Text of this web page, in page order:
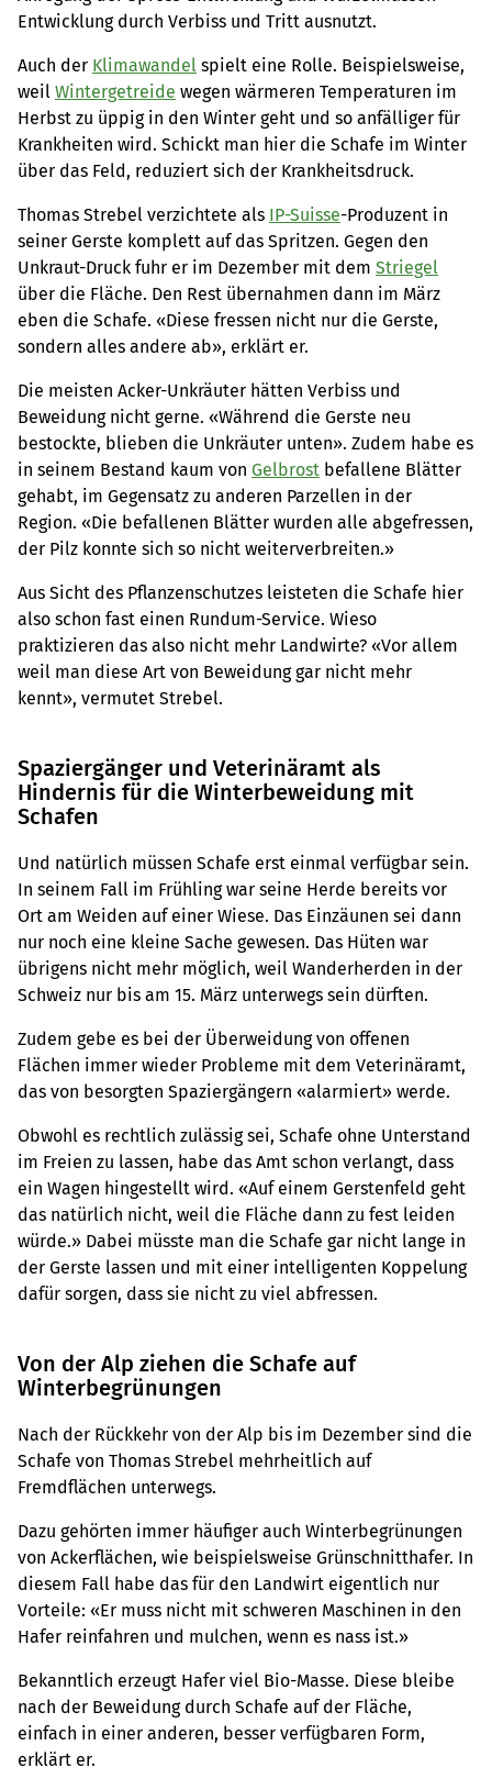
Entwicklung durch Verbiss und Tritt ausnutzt.
Auch der Klimawandel spielt eine Rolle. Beispielsweise,
weil Wintergetreide wegen wärmeren Temperaturen im
Herbst zu üppig in den Winter geht und so anfälliger für
Krankheiten wird. Schickt man hier die Schafe im Winter
über das Feld, reduziert sich der Krankheitsdruck.
Thomas Strebel verzichtete als IP-Suisse-Produzent in
seiner Gerste komplett auf das Spritzen. Gegen den
Unkraut-Druck fuhr er im Dezember mit dem Striegel
über die Fläche. Den Rest übernahmen dann im März
eben die Schafe. «Diese fressen nicht nur die Gerste,
sondern alles andere ab», erklärt er.
Die meisten Acker-Unkräuter hätten Verbiss und
Beweidung nicht gerne. «Während die Gerste neu
bestockte, blieben die Unkräuter unten». Zudem habe es
in seinem Bestand kaum von Gelbrost befallene Blätter
gehabt, im Gegensatz zu anderen Parzellen in der
Region. «Die befallenen Blätter wurden alle abgefressen,
der Pilz konnte sich so nicht weiterverbreiten.»
Aus Sicht des Pflanzenschutzes leisteten die Schafe hier
also schon fast einen Rundum-Service. Wieso
praktizieren das also nicht mehr Landwirte? «Vor allem
weil man diese Art von Beweidung gar nicht mehr
kennt», vermutet Strebel.
Spaziergänger und Veterinäramt als
Hindernis für die Winterbeweidung mit
Schafen
Und natürlich müssen Schafe erst einmal verfügbar sein.
In seinem Fall im Frühling war seine Herde bereits vor
Ort am Weiden auf einer Wiese. Das Einzäunen sei dann
nur noch eine kleine Sache gewesen. Das Hüten war
übrigens nicht mehr möglich, weil Wanderherden in der
Schweiz nur bis am 15. März unterwegs sein dürften.
Zudem gebe es bei der Überweidung von offenen
Flächen immer wieder Probleme mit dem Veterinäramt,
das von besorgten Spaziergängern «alarmiert» werde.
Obwohl es rechtlich zulässig sei, Schafe ohne Unterstand
im Freien zu lassen, habe das Amt schon verlangt, dass
ein Wagen hingestellt wird. «Auf einem Gerstenfeld geht
das natürlich nicht, weil die Fläche dann zu fest leiden
würde.» Dabei müsste man die Schafe gar nicht lange in
der Gerste lassen und mit einer intelligenten Koppelung
dafür sorgen, dass sie nicht zu viel abfressen.
Von der Alp ziehen die Schafe auf
Winterbegrünungen
Nach der Rückkehr von der Alp bis im Dezember sind die
Schafe von Thomas Strebel mehrheitlich auf
Fremdflächen unterwegs.
Dazu gehörten immer häufiger auch Winterbegrünungen
von Ackerflächen, wie beispielsweise Grünschnitthafer. In
diesem Fall habe das für den Landwirt eigentlich nur
Vorteile: «Er muss nicht mit schweren Maschinen in den
Hafer reinfahren und mulchen, wenn es nass ist.»
Bekanntlich erzeugt Hafer viel Bio-Masse. Diese bleibe
nach der Beweidung durch Schafe auf der Fläche,
einfach in einer anderen, besser verfügbaren Form,
erklärt er.